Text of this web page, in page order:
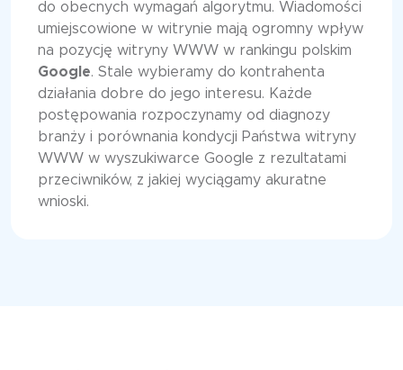
do obecnych wymagań algorytmu. Wiadomości
umiejscowione w witrynie mają ogromny wpływ
na pozycję witryny WWW w rankingu polskim
Google. Stale wybieramy do kontrahenta
działania dobre do jego interesu. Każde
postępowania rozpoczynamy od diagnozy
branży i porównania kondycji Państwa witryny
WWW w wyszukiwarce Google z rezultatami
przeciwników, z jakiej wyciągamy akuratne
wnioski.